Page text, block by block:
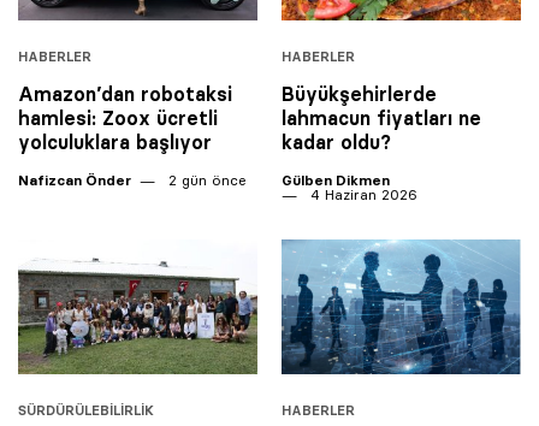
HABERLER
Amazon’dan robotaksi
hamlesi: Zoox ücretli
yolculuklara başlıyor
Nafizcan Önder 2 gün önce
HABERLER
Büyükşehirlerde
lahmacun fiyatları ne
kadar oldu?
Gülben Dikmen
4 Haziran 2026
SÜRDÜRÜLEBILIRLIK HABERLER